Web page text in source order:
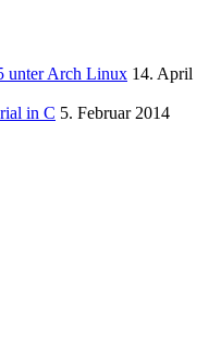
unter Arch Linux 14. April
in C 5. Februar 2014